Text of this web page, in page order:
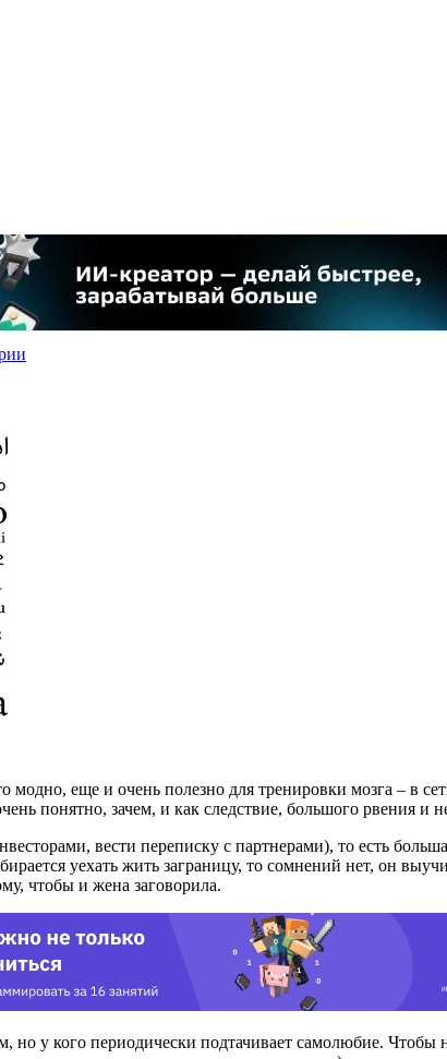
еще и очень полезно для тренировки мозга – в
понятно, зачем, и как следствие, большого рвения и
вести переписку с партнерами), то есть
уехать жить заграницу, то сомнений нет, он
чтобы и жена заговорила.
у кого периодически подтачивает самолюбие. Чтобы